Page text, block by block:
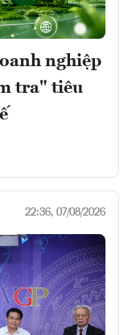
nghiệp
tra" tiêu
22:36, 07/08/2026